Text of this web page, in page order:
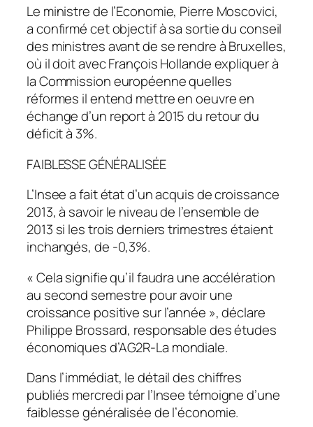
Le ministre de l’Economie, Pierre Moscovici,
a confirmé cet objectif à sa sortie du conseil
des ministres avant de se rendre à Bruxelles,
où il doit avec François Hollande expliquer à
la Commission européenne quelles
réformes il entend mettre en oeuvre en
échange d’un report à 2015 du retour du
déficit à 3%.
FAIBLESSE GÉNÉRALISÉE
L’Insee a fait état d’un acquis de croissance
2013, à savoir le niveau de l’ensemble de
2013 si les trois derniers trimestres étaient
inchangés, de -0,3%.
« Cela signifie qu’il faudra une accélération
au second semestre pour avoir une
croissance positive sur l’année », déclare
Philippe Brossard, responsable des études
économiques d’AG2R-La mondiale.
Dans l’immédiat, le détail des chiffres
publiés mercredi par l’Insee témoigne d’une
faiblesse généralisée de l’économie.